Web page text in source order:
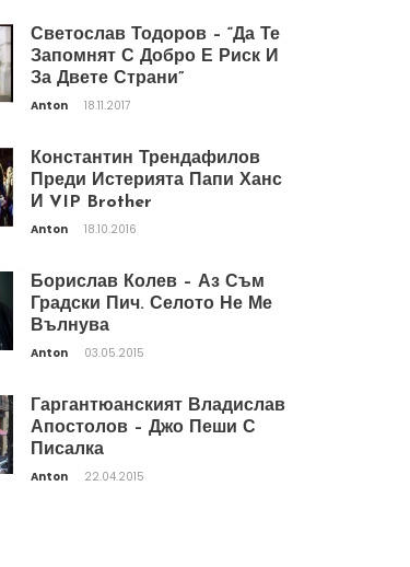
Светослав Тодоров – “Да Те
Запомнят С Добро Е Риск И
За Двете Страни”
Anton 18.11.2017
Константин Трендафилов
Преди Истерията Папи Ханс
И VIP Brother
Anton 18.10.2016
Борислав Колев – Аз Съм
Градски Пич. Селото Не Ме
Вълнува
Anton 03.05.2015
Гаргантюанският Владислав
Апостолов – Джо Пеши С
Писалка
Anton 22.04.2015